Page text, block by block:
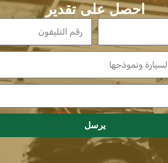
احصل على تقدير
يرسل